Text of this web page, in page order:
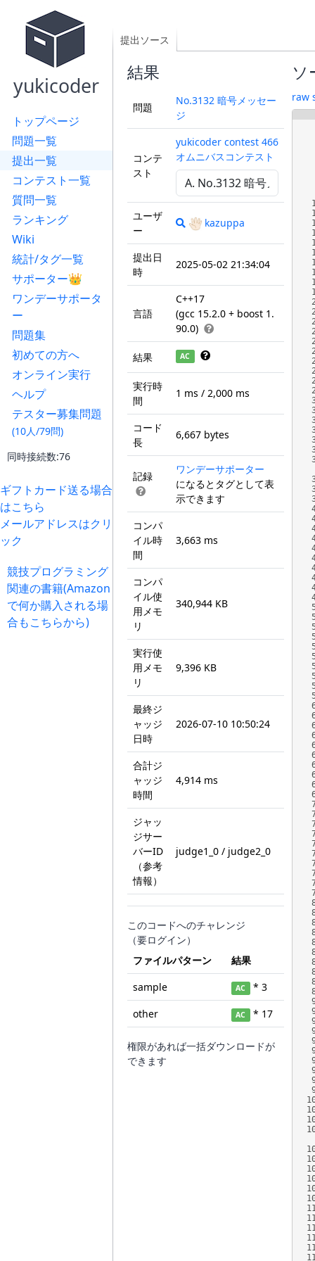
yukicoder
トップページ
問題一覧
提出一覧
コンテスト一覧
質問一覧
ランキング
Wiki
統計/タグ一覧
サポーター👑
ワンデーサポータ
ー
問題集
初めての方へ
オンライン実行
ヘルプ
テスター募集問題
(10人/79問)
同時接続数:76
ギフトカード送る場合
はこちら
メールアドレスはクリ
ック
競技プログラミング
関連の書籍(Amazon
で何か購入される場
合もこちらから)
提出ソース
結果
問題
No.3132 暗号メッセー
ジ
コンテ
スト
yukicoder contest 466
オムニバスコンテスト
ユーザ
ー
kazuppa
提出日
時
2025-05-02 21:34:04
言語
C++17
(gcc 15.2.0 + boost 1.
90.0)
結果 AC
実行時
間
1 ms / 2,000 ms
コード
長
6,667 bytes
記録
ワンデーサポーター
になるとタグとして表
示できます
コンパ
イル時
間
3,663 ms
コンパ
イル使
用メモ
リ
340,944 KB
実行使
用メモ
リ
9,396 KB
最終ジ
ャッジ
日時
2026-07-10 10:50:24
合計ジ
ャッジ
時間
4,914 ms
ジャッ
ジサー
バーID
（参考
情報）
judge1_0 / judge2_0
このコードへのチャレンジ
（要ログイン）
ファイルパターン
結果
sample
AC * 3
other
AC * 17
権限があれば一括ダウンロードが
できます
ソ
raw